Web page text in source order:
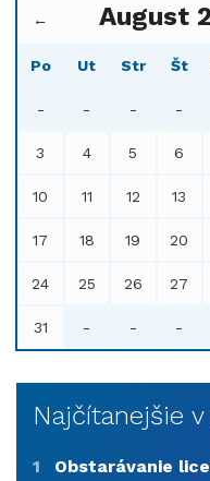
← August
Po Ut Str Št
- - - -
3 4 5 6
10 11 12 13
17 18 19 20
24 25 26 27
31 - - -
Najčítanejšie
1
Obstarávanie